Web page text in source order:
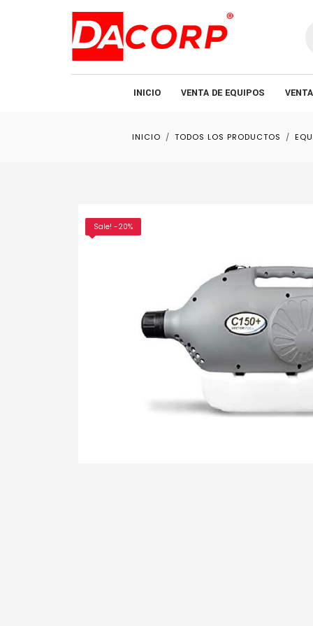
INICIO VENTA DE EQUIPOS
INICIO TODOS LOS PRODUCTOS
Sale! -20%